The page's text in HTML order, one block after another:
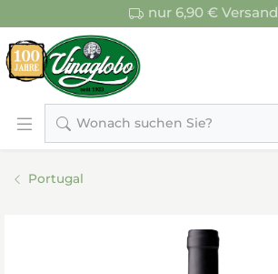
nur 6,90 € Versand
Wonach suchen Sie?
Portugal